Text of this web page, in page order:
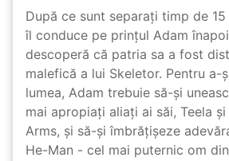
După ce sunt separați timp de
îl conduce pe prințul Adam
descoperă că patria sa a fost
malefică a lui Skeletor. Pentru a-
lumea, Adam trebuie să-și
mai apropiați aliați ai săi, Teela
Arms, și să-și îmbrățișeze
He-Man - cel mai puternic om